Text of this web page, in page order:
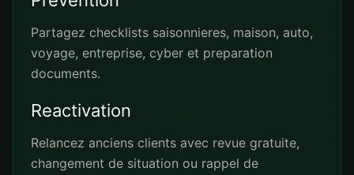
Partagez checklists saisonnieres, maison, auto,
voyage, entreprise, cyber et preparation
documents.
Reactivation
Relancez anciens clients avec revue gratuite,
changement de situation ou rappel de